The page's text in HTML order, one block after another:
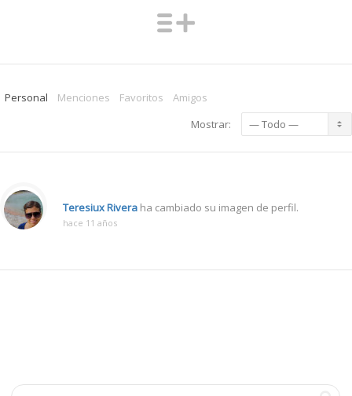
Personal Menciones Favoritos
Amigos
Mostrar:
Teresiux Rivera ha cambiado su imagen de perfil.
hace 11 años